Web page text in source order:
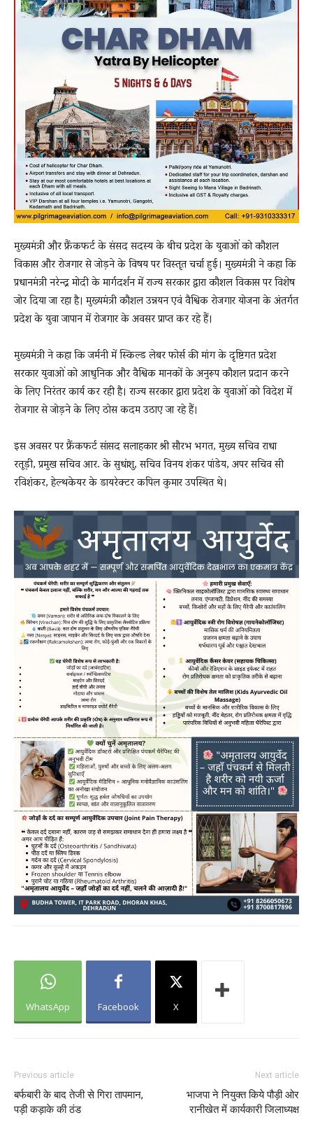
मुख्यमंत्री और फ्रैंकफर्ट के संसद सदस्य के बीच प्रदेश के युवाओं को कौशल
विकास और रोजगार से जोड़ने के विषय पर विस्तृत चर्चा हुई। मुख्यमंत्री ने कहा कि
प्रधानमंत्री नरेन्द्र मोदी के मार्गदर्शन में राज्य सरकार द्वारा कौशल विकास पर विशेष
जोर दिया जा रहा है। मुख्यमंत्री कौशल उन्नयन एवं वैश्विक रोजगार योजना के अंतर्गत
प्रदेश के युवा जापान में रोजगार के अवसर प्राप्त कर रहे हैं।
मुख्यमंत्री ने कहा कि जर्मनी में स्किल्ड लेबर फोर्स की मांग के दृष्टिगत प्रदेश
सरकार युवाओं को आधुनिक और वैश्विक मानकों के अनुरूप कौशल प्रदान करने
के लिए निरंतर कार्य कर रही है। राज्य सरकार द्वारा प्रदेश के युवाओं को विदेश में
रोजगार से जोड़ने के लिए ठोस कदम उठाए जा रहे हैं।
इस अवसर पर फ्रैंकफर्ट सांसद सलाहकार श्री सौरभ भगत, मुख्य सचिव राधा
रतूड़ी, प्रमुख सचिव आर. के सुधांशु, सचिव विनय शंकर पांडेय, अपर सचिव सी
रविशंकर, हेल्थकेयर के डायरेक्टर कपिल कुमार उपस्थित थे।
WhatsApp Facebook X
Previous article
बर्फबारी के बाद तेजी से गिरा तापमान,
पड़ी कड़ाके की ठंड
Next article
भाजपा ने नियुक्त किये पौड़ी ओर
रानीखेत में कार्यकारी जिलाध्यक्ष